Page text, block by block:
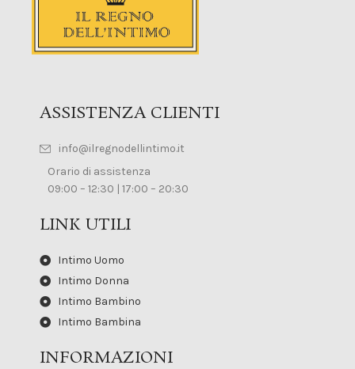
ASSISTENZA CLIENTI
info@ilregnodellintimo.it
Orario di assistenza
09:00 – 12:30 | 17:00 – 20:30
LINK UTILI
Intimo Uomo
Intimo Donna
Intimo Bambino
Intimo Bambina
INFORMAZIONI